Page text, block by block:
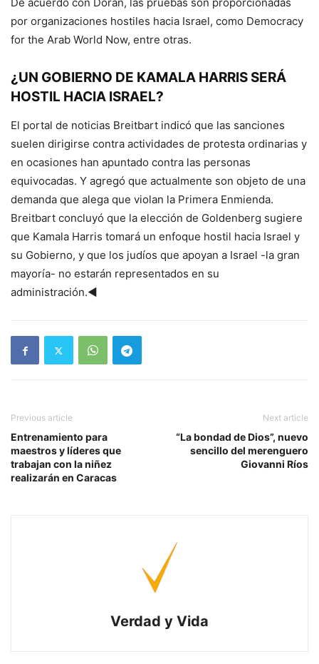
por organizaciones hostiles hacia Israel, como Democracy
for the Arab World Now, entre otras.
¿UN GOBIERNO DE KAMALA HARRIS SERÁ
HOSTIL HACIA ISRAEL?
El portal de noticias Breitbart indicó que las sanciones
suelen dirigirse contra actividades de protesta ordinarias y
en ocasiones han apuntado contra las personas
equivocadas. Y agregó que actualmente son objeto de una
demanda que alega que violan la Primera Enmienda.
Breitbart concluyó que la elección de Goldenberg sugiere
que Kamala Harris tomará un enfoque hostil hacia Israel y
su Gobierno, y que los judíos que apoyan a Israel -la gran
mayoría- no estarán representados en su
administración.◄
Previous article
Entrenamiento para
maestros y líderes que
trabajan con la niñez
realizarán en Caracas
Next article
“La bondad de Dios”, nuevo
sencillo del merenguero
Giovanni Ríos
Verdad y Vida